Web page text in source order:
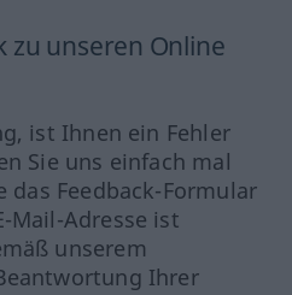
zu unseren Online
ist Ihnen ein Fehler
Sie uns einfach mal
das Feedback-Formular
Mail-Adresse ist
unserem
Ihrer